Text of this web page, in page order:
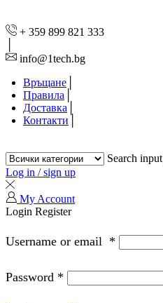
+ 359 899 821 333
info@1tech.bg
Връщане
Правила
Доставка
Контакти
Search input
Log in / sign up
My Account
Login Register
Username or email *
Password *